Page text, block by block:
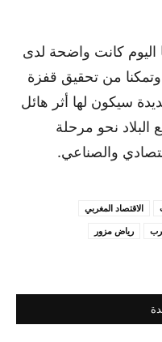
اليوم كانت واضحة لدى
تنزيلها وتمكنا من تحقيق قفزة
سيكون لها أثر هائل
البلاد نحو مرحلة
والصناعي.
الاقتصاد المغربي
رياض مزور